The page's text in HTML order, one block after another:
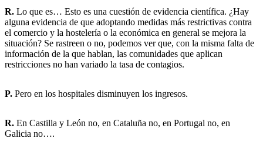
R. Lo que es… Esto es una cuestión de evidencia científica. ¿Hay
alguna evidencia de que adoptando medidas más restrictivas contra
el comercio y la hostelería o la económica en general se mejora la
situación? Se rastreen o no, podemos ver que, con la misma falta de
información de la que hablan, las comunidades que aplican
restricciones no han variado la tasa de contagios.
P. Pero en los hospitales disminuyen los ingresos.
R. En Castilla y León no, en Cataluña no, en Portugal no, en
Galicia no….